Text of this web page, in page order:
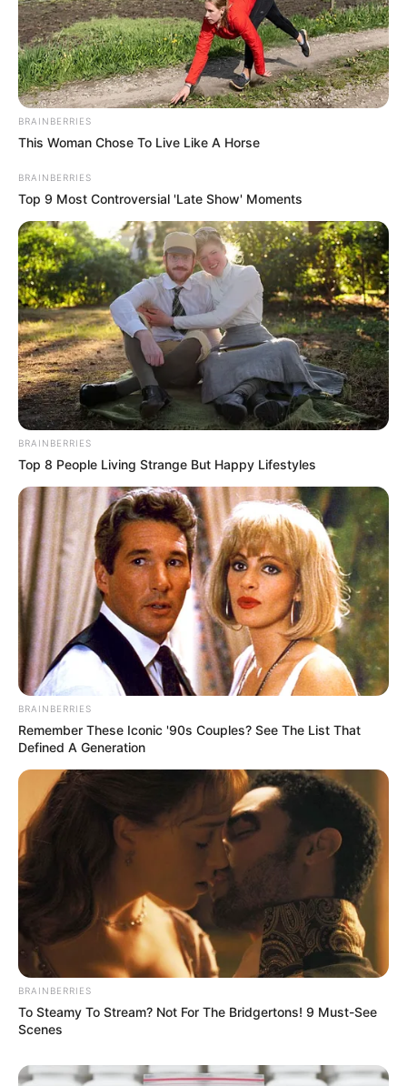
BRAINBERRIES
This Woman Chose To Live Like A Horse
BRAINBERRIES
Top 9 Most Controversial 'Late Show' Moments
BRAINBERRIES
Top 8 People Living Strange But Happy Lifestyles
BRAINBERRIES
Remember These Iconic '90s Couples? See The List That
Defined A Generation
BRAINBERRIES
To Steamy To Stream? Not For The Bridgertons! 9 Must-See
Scenes